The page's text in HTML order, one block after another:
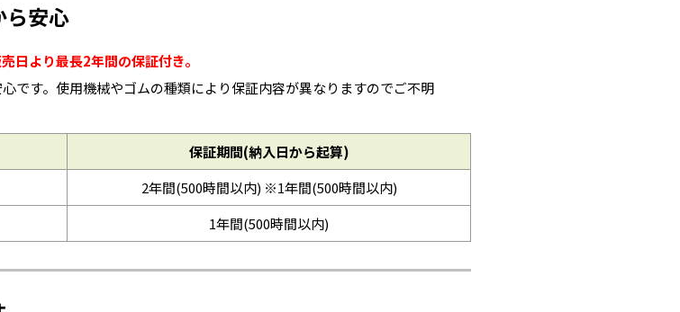
ら安心
日より最長2年間の保証付き。
です。使用機械やゴムの種類により保証内容が異なりますのでご不明
保証期間(納入日から起算)
2年間(500時間以内) ※1年間(500時間以内)
1年間(500時間以内)